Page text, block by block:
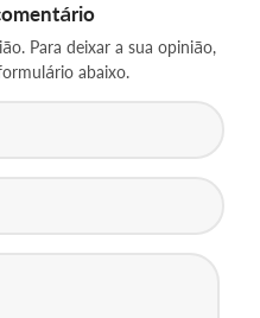
Para deixar a sua opinião,
abaixo.